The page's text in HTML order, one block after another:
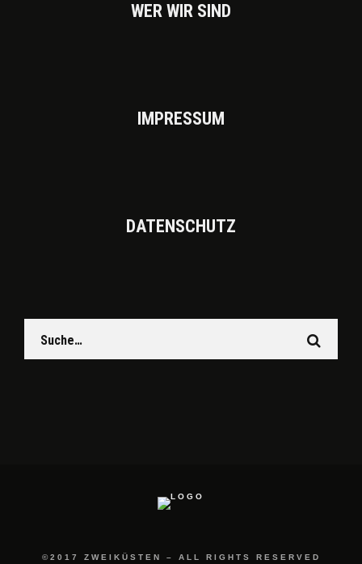
WER WIR SIND
IMPRES­SUM
DATEN­SCHUTZ
©2017 ZWEIKÜSTEN – ALL RIGHTS RESERVED